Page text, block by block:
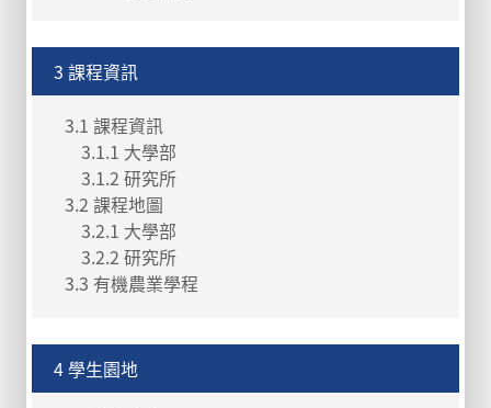
3 課程資訊
3.1 課程資訊
3.1.1 大學部
3.1.2 研究所
3.2 課程地圖
3.2.1 大學部
3.2.2 研究所
3.3 有機農業學程
4 學生園地